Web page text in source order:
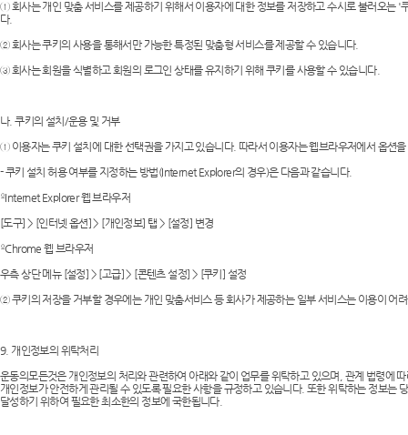
① 회사는 개인 맞춤 서비스를 제공하기 위해서 이용자에 대한 정보를 저장하고 수시로 불러오는
다.
② 회사는 쿠키의 사용을 통해서만 가능한 특정된 맞춤형 서비스를 제공할 수 있습니다.
③ 회사는 회원을 식별하고 회원의 로그인 상태를 유지하기 위해 쿠키를 사용할 수 있습니다.
나. 쿠키의 설치/운용 및 거부
① 이용자는 쿠키 설치에 대한 선택권을 가지고 있습니다. 따라서 이용자는 웹브라우저에서 옵션
- 쿠키 설치 허용 여부를 지정하는 방법(Internet Explorer의 경우)은 다음과 같습니다.
ºInternet Explorer 웹 브라우저
[도구] > [인터넷 옵션] > [개인정보] 탭 > [설정] 변경
ºChrome 웹 브라우저
우측 상단 메뉴 [설정] > [고급] > [콘텐츠 설정] > [쿠키] 설정
② 쿠키의 저장을 거부할 경우에는 개인 맞춤서비스 등 회사가 제공하는 일부 서비스는 이용이 어
9. 개인정보의 위탁처리
운동의모든것은 개인정보의 처리와 관련하여 아래와 같이 업무를 위탁하고 있으며, 관계 법령에
개인정보가 안전하게 관리될 수 있도록 필요한 사항을 규정하고 있습니다. 또한 위탁하는 정보는
달성하기 위하여 필요한 최소한의 정보에 국한됩니다.